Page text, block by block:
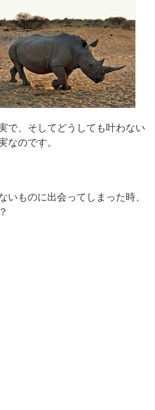
で、そしてどうしても叶わない
なのです。
いものに出会ってしまった時、